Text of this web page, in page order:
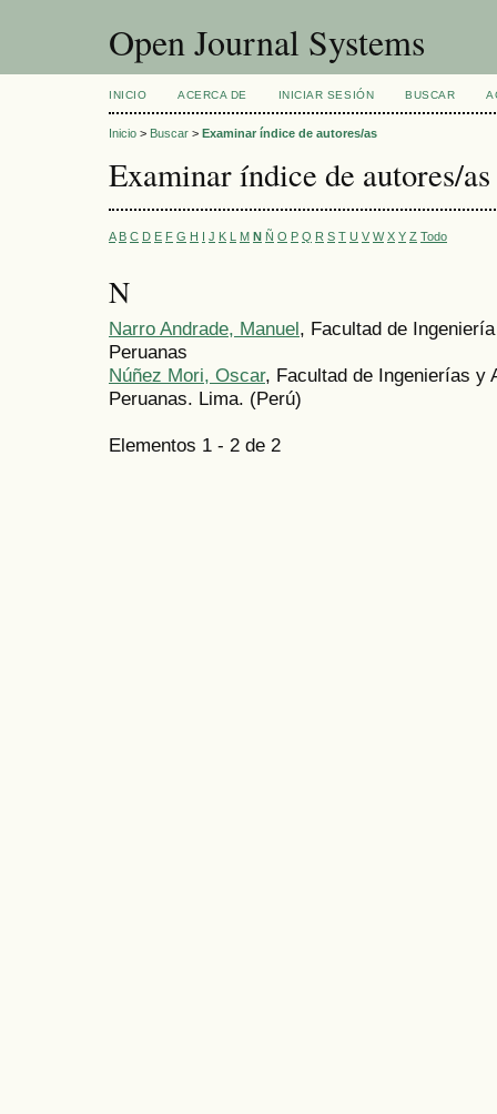
Open Journal Systems
INICIO ACERCA DE INICIAR SESIÓN BUSCAR
Inicio > Buscar > Examinar índice de autores/as
Examinar índice de autores/as
A B C D E F G H I J K L M N Ñ O P Q R S T U V W X Y Z Todo
N
Narro Andrade, Manuel, Facultad de
Peruanas
Núñez Mori, Oscar, Facultad de Ingenierías y
Peruanas. Lima. (Perú)
Elementos 1 - 2 de 2